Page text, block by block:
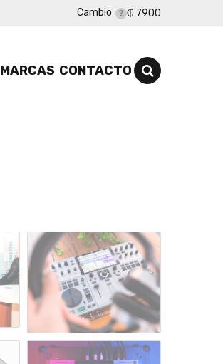
Cambio ₲ 7900
MARCAS CONTACTO